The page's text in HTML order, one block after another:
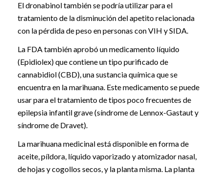
El dronabinol también se podría utilizar para el
tratamiento de la disminución del apetito relacionada
con la pérdida de peso en personas con VIH y SIDA.
La FDA también aprobó un medicamento líquido
(Epidiolex) que contiene un tipo purificado de
cannabidiol (CBD), una sustancia química que se
encuentra en la marihuana. Este medicamento se puede
usar para el tratamiento de tipos poco frecuentes de
epilepsia infantil grave (síndrome de Lennox-Gastaut y
síndrome de Dravet).
La marihuana medicinal está disponible en forma de
aceite, píldora, líquido vaporizado y atomizador nasal,
de hojas y cogollos secos, y la planta misma. La planta